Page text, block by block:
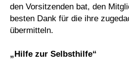
den Vorsitzenden bat, den
besten Dank für die ihre
übermitteln.
„Hilfe zur Selbsthilfe“